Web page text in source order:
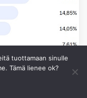
tuottamaan sinulle
Tämä lienee ok?